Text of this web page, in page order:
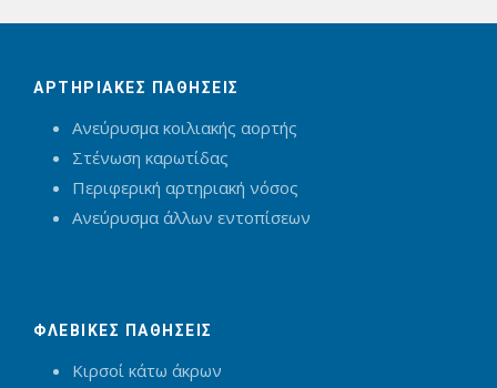
ΑΡΤΗΡΙΑΚΕΣ ΠΑΘΗΣΕΙΣ
Ανεύρυσμα κοιλιακής αορτής
Στένωση καρωτίδας
Περιφερική αρτηριακή νόσος
Ανεύρυσμα άλλων εντοπίσεων
ΦΛΕΒΙΚΕΣ ΠΑΘΗΣΕΙΣ
Κιρσοί κάτω άκρων